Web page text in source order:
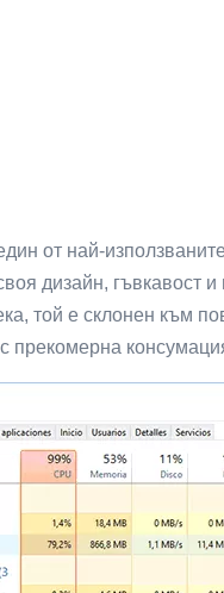
от най-
дизайн, гъвкавост
той е склонен към
прекомерна